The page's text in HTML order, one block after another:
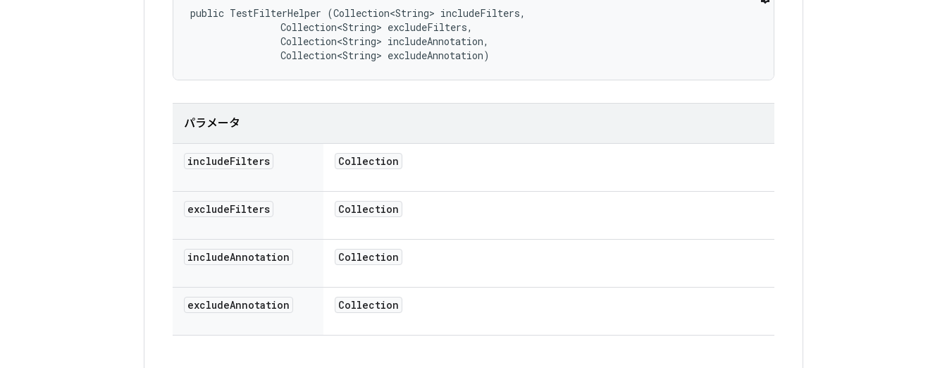
public TestFilterHelper (Collection<String> includeFilters,
                Collection<String> excludeFilters,
                Collection<String> includeAnnotation,
                Collection<String> excludeAnnotation)
パラメータ
includeFilters Collection
excludeFilters Collection
includeAnnotation Collection
excludeAnnotation Collection